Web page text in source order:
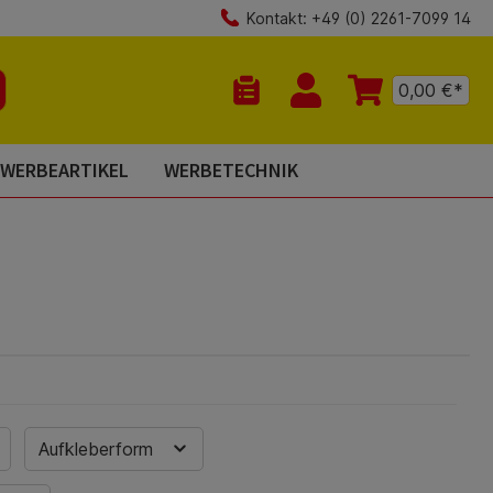
Kontakt: +49 (0) 2261-7099 14
Du hast 0 Produkte auf dem
0,00 €*
WERBEARTIKEL WERBETECHNIK
Aufkleberform